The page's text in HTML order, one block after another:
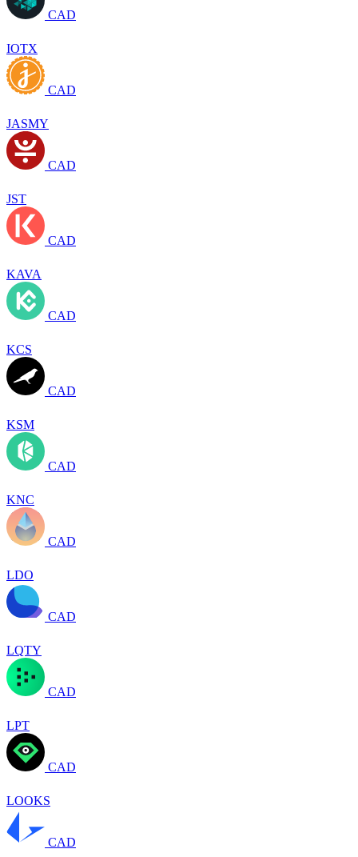
CAD
IOTX
CAD
JASMY
CAD
JST
CAD
KAVA
CAD
KCS
CAD
KSM
CAD
KNC
CAD
LDO
CAD
LQTY
CAD
LPT
CAD
LOOKS
CAD